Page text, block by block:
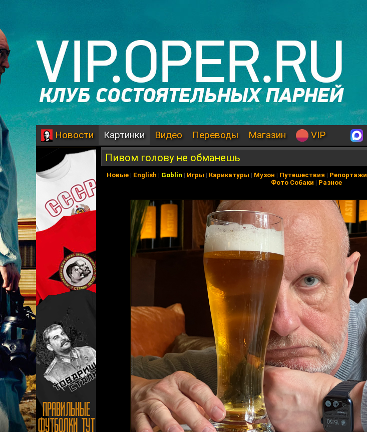
Новости Картинки Видео Переводы Магазин VIP
Пивом голову не обманешь
Новые| English | Goblin | Игры | Карикатуры | Музон | Путешествия | Репортажи
Фото Собаки | Разное